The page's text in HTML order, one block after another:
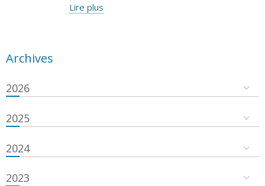
Lire plus
Archives
2026
2025
2024
2023